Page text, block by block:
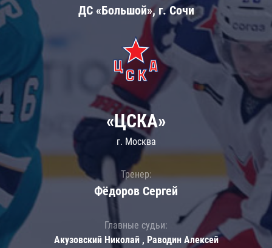
ДС «Большой», г. Сочи
«ЦСКА»
г. Москва
Тренер:
Фёдоров Сергей
Главные судьи:
Акузовский Николай , Раводин Алексей